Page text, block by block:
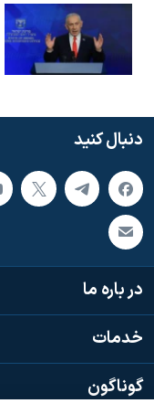
دنبال کنید
در باره ما
خدمات
گوناگون